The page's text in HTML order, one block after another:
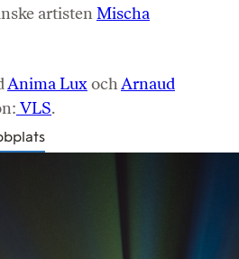
artistenMischa
Anima LuxochArnaud
VLS.